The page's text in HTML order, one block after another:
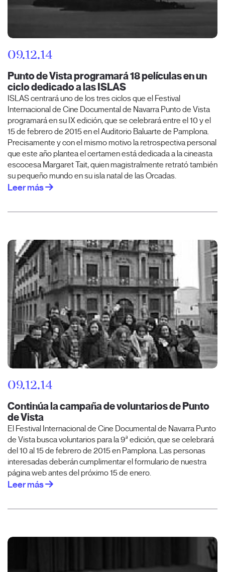
09.12.14
Punto de Vista programará 18 películas en un
ciclo dedicado a las ISLAS
ISLAS centrará uno de los tres ciclos que el Festival
Internacional de Cine Documental de Navarra Punto de Vista
programará en su IX edición, que se celebrará entre el 10 y el
15 de febrero de 2015 en el Auditorio Baluarte de Pamplona.
Precisamente y con el mismo motivo la retrospectiva personal
que este año plantea el certamen está dedicada a la cineasta
escocesa Margaret Tait, quien magistralmente retrató también
su pequeño mundo en su isla natal de las Orcadas.
Leer más
09.12.14
Continúa la campaña de voluntarios de Punto
de Vista
El Festival Internacional de Cine Documental de Navarra Punto
de Vista busca voluntarios para la 9ª edición, que se celebrará
del 10 al 15 de febrero de 2015 en Pamplona. Las personas
interesadas deberán cumplimentar el formulario de nuestra
página web antes del próximo 15 de enero.
Leer más